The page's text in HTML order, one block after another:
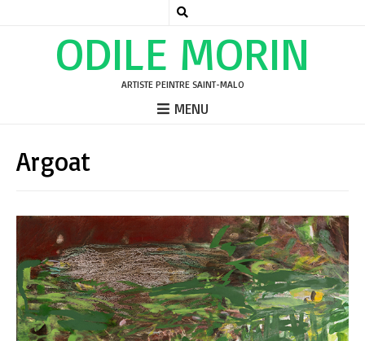
ODILE MORIN
ARTISTE PEINTRE SAINT-MALO
MENU
Argoat